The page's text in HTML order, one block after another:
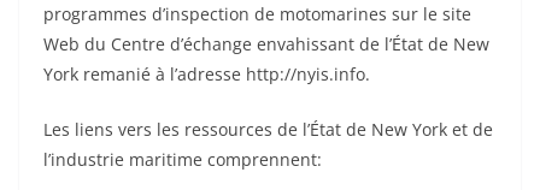
programmes d’inspection de motomarines sur le site
Web du Centre d’échange envahissant de l’État de New
York remanié à l’adresse http://nyis.info.
Les liens vers les ressources de l’État de New York et de
l’industrie maritime comprennent: